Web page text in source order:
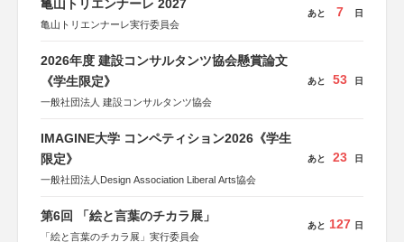
亀山トリエンナーレ 2027
亀山トリエンナーレ実行委員会
あと 7 日
2026年度 建設コンサルタンツ協会懸賞論文
《学生限定》
一般社団法人 建設コンサルタンツ協会
あと 53 日
IMAGINE大学 コンペティション2026《学生
限定》
一般社団法人Design Association Liberal Arts協会
あと 23 日
第6回 「絵と言葉のチカラ展」
「絵と言葉のチカラ展」実行委員会
あと 127 日